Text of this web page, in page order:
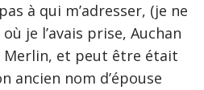
à qui m’adresser, (je ne
je l’avais prise, Auchan
Merlin, et peut être était
ancien nom d’épouse